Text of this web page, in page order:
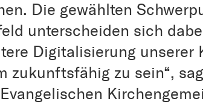
Die gewählten
unterscheiden sich
Digitalisierung unserer
zukunftsfähig zu sein“,